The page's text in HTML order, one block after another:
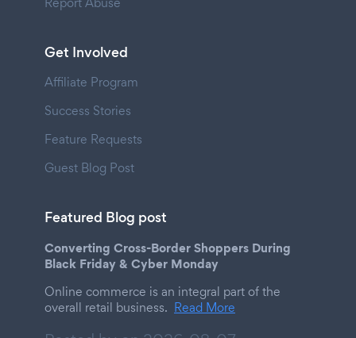
Get Involved
Affiliate Program
Success Stories
Feature Requests
Guest Blog Post
Featured Blog post
Converting Cross-Border Shoppers During
Black Friday & Cyber Monday
Online commerce is an integral part of the
overall retail business. Read More